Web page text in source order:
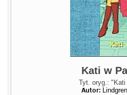
Kati w
Tyt. oryg.: "Kati
Autor: